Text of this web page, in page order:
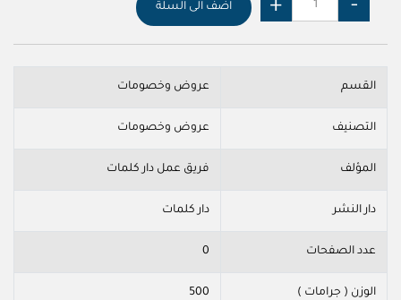
اضف الى السلة
القسم عروض وخصومات
التصنيف عروض وخصومات
المؤلف فريق عمل دار كلمات
دار النشر دار كلمات
عدد الصفحات 0
الوزن ( جرامات ) 500